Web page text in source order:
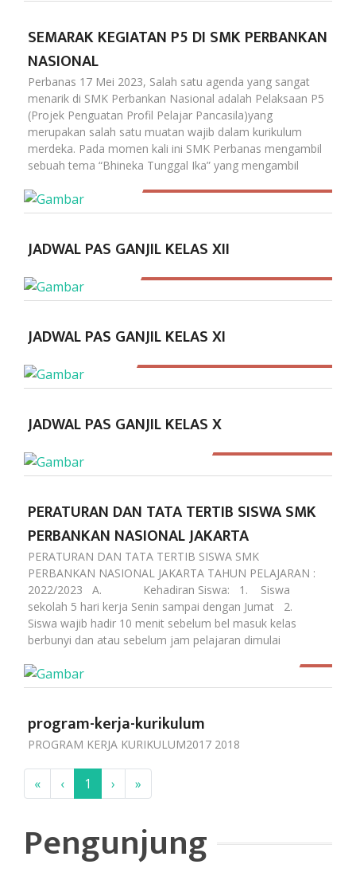
SEMARAK KEGIATAN P5 DI SMK PERBANKAN
NASIONAL
Perbanas 17 Mei 2023, Salah satu agenda yang sangat
menarik di SMK Perbankan Nasional adalah Pelaksaan P5
(Projek Penguatan Profil Pelajar Pancasila)yang
merupakan salah satu muatan wajib dalam kurikulum
merdeka. Pada momen kali ini SMK Perbanas mengambil
sebuah tema “Bhineka Tunggal Ika” yang mengambil
02 Dec 2022
JADWAL PAS GANJIL KELAS XII
JADWAL PAS GANJIL KELAS XI
JADWAL PAS GANJIL KELAS X
PERATURAN DAN TATA TERTIB SISWA SMK
PERBANKAN NASIONAL JAKARTA
PERATURAN DAN TATA TERTIB SISWA SMK
PERBANKAN NASIONAL JAKARTA TAHUN PELAJARAN :
2022/2023 A. Kehadiran Siswa: 1. Siswa
sekolah 5 hari kerja Senin sampai dengan Jumat 2.
Siswa wajib hadir 10 menit sebelum bel masuk kelas
berbunyi dan atau sebelum jam pelajaran dimulai
program-kerja-kurikulum
PROGRAM KERJA KURIKULUM2017 2018
« ‹ 1 › »
Pengunjung